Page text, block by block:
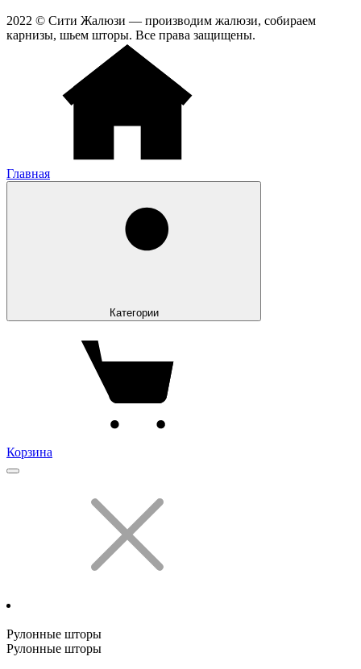
2022 © Сити Жалюзи — производим жалюзи, собираем
карнизы, шьем шторы. Все права защищены.
Главная
Категории
Корзина
Рулонные шторы
Рулонные шторы